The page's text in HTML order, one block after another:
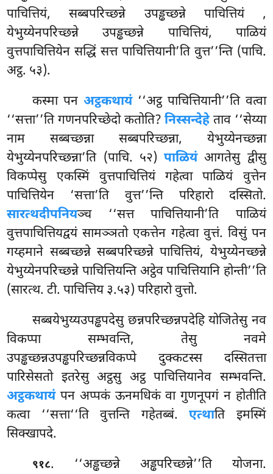
पाचित्तियं, सब्बपरिच्छन्ने उपड्ढच्छन्ने पाचित्तियं ,
येभुय्येनपरिच्छन्ने उपड्ढच्छन्ने पाचित्तियं, पाळियं
वुत्तपाचित्तियेन सद्धिं सत्त पाचित्तियानी’ति वुत्त’’न्ति (पाचि.
अट्ठ. ५३).
कस्मा पन अट्ठकथायं‘‘अट्ठ पाचित्तियानी’’ति वत्वा
‘‘सत्ता’’ति गणनपरिच्छेदो कतोति?निस्सन्देहेताव ‘‘सेय्या
नाम सब्बच्छन्ना सब्बपरिच्छन्ना, येभुय्येनच्छन्ना
येभुय्येनपरिच्छन्ना’ति (पाचि. ५२)पाळियंआगतेसु द्वीसु
विकप्पेसु एकस्मिं वुत्तपाचित्तियं गहेत्वा पाळियं वुत्तेन
पाचित्तियेन ‘सत्ता’ति वुत्त’’न्ति परिहारो दस्सितो.
सारत्थदीपनियञ्च ‘‘सत्त पाचित्तियानी’ति पाळियं
वुत्तपाचित्तियद्वयं सामञ्ञतो एकत्तेन गहेत्वा वुत्तं. विसुं पन
गय्हमाने सब्बच्छन्ने सब्बपरिच्छन्ने पाचित्तियं, येभुय्येनच्छन्ने
येभुय्येनपरिच्छन्ने पाचित्तियन्ति अट्ठेव पाचित्तियानि होन्ती’’ति
(सारत्थ. टी. पाचित्तिय ३.५३) परिहारो वुत्तो.
सब्बयेभुय्यउपड्ढपदेसु छन्नपरिच्छन्नपदेहि योजितेसु नव
विकप्पा सम्भवन्ति, तेसु नवमे
उपड्ढच्छन्नउपड्ढपरिच्छन्नविकप्पे दुक्कटस्स दस्सितत्ता
पारिसेसतो इतरेसुअट्ठसु अट्ठ पाचित्तियानेव सम्भवन्ति.
अट्ठकथायंपन अप्पकं ऊनमधिकं वा गुणनूपगं न होतीति
कत्वा ‘‘सत्ता‘‘ति वुत्तन्ति गहेतब्बं.एत्थाति इमस्मिं
सिक्खापदे.
९१८. ‘‘अड्ढच्छन्ने अड्ढपरिच्छन्ने’’ति योजना.